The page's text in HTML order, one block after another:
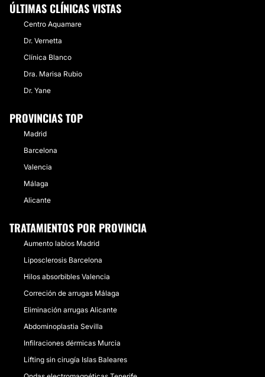
ÚLTIMAS CLÍNICAS VISTAS
Centro Aquamare
Dr. Vernetta
Clínica Blanco
Dra. Marisa Rubio
Dr. Yane
PROVINCIAS TOP
Madrid
Barcelona
Valencia
Málaga
Alicante
TRATAMIENTOS POR PROVINCIA
Aumento labios Madrid
Liposclerosis Barcelona
Hilos absorbibles Valencia
Correción de arrugas Málaga
Eliminación arrugas Alicante
Abdominoplastia Sevilla
Infilraciones dérmicas Murcia
Lifting sin cirugía Islas Baleares